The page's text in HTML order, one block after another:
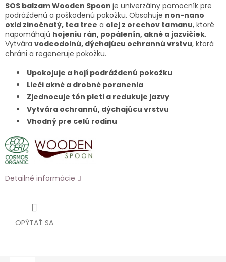
SOS balzam Wooden Spoon je univerzálny pomocník pre
podráždenú a poškodenú pokožku. Obsahuje non-nano
oxid zinočnatý, tea tree a olej z orechov tamanu, ktoré
napomáhajú hojeniu rán, popálenín, akné a jazvičiek.
Vytvára vodeodolnú, dýchajúcu ochrannú vrstvu, ktorá
chráni a regeneruje pokožku.
Upokojuje a hojí podráždenú pokožku
Lieči akné a drobné poranenia
Zjednocuje tón pleti a redukuje jazvy
Vytvára ochrannú, dýchajúcu vrstvu
Vhodný pre celú rodinu
Detailné informácie
OPÝTAŤ SA